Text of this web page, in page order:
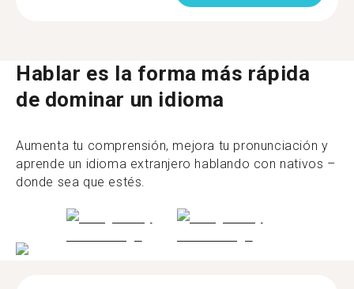
Hablar es la forma más rápida
de dominar un idioma
Aumenta tu comprensión, mejora tu pronunciación y
aprende un idioma extranjero hablando con nativos –
donde sea que estés.